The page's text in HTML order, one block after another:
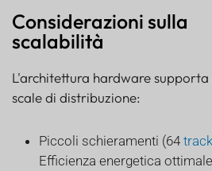
Considerazioni sulla
scalabilità
L'architettura hardware supporta
scale di distribuzione:
Piccoli schieramenti (64
Efficienza energetica ottimale